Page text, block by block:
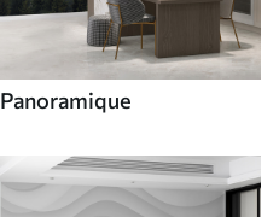
Panoramique